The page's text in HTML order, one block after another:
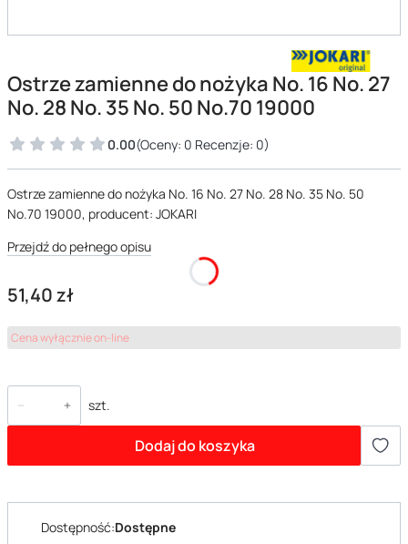
Ostrze zamienne do nożyka No. 16 No. 27
No. 28 No. 35 No. 50 No.70 19000
0.00(Oceny: 0 Recenzje: 0)
Ostrze zamienne do nożyka No. 16 No. 27 No. 28 No. 35 No. 50
No.70 19000, producent: JOKARI
Przejdź do pełnego opisu
Cena
51,40 zł
Cena wyłącznie on-line
szt.
Dodaj do koszyka
Dostępność:Dostępne